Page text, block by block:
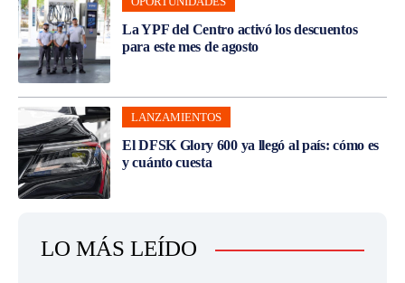
La YPF del Centro activó los descuentos
para este mes de agosto
LANZAMIENTOS
El DFSK Glory 600 ya llegó al país: cómo es
y cuánto cuesta
LO MÁS LEÍDO